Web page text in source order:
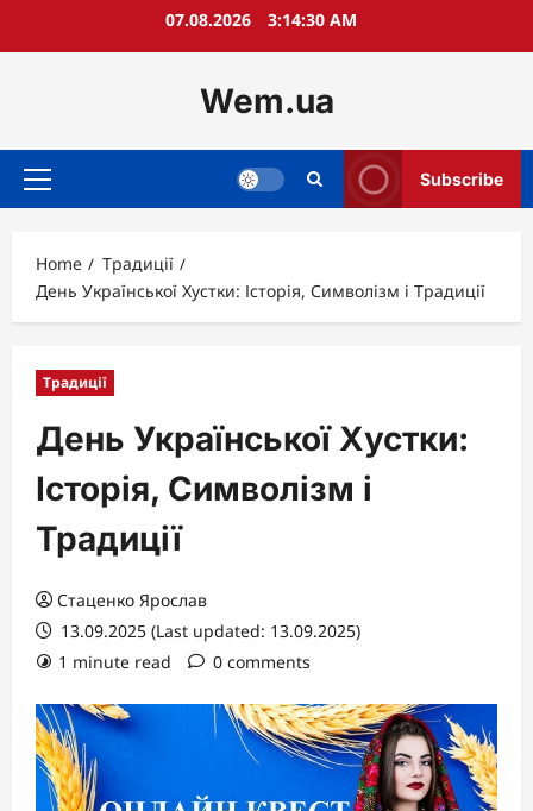
07.08.2026 3:14:32 AM
Wem.ua
Primary
Subscribe
Home
Традиції
День Української Хустки: Історія, Символізм і Традиції
Традиції
День Української Хустки:
Історія, Символізм і
Традиції
Стаценко Ярослав
13.09.2025 (Last updated: 13.09.2025)
1 minute read
0 comments